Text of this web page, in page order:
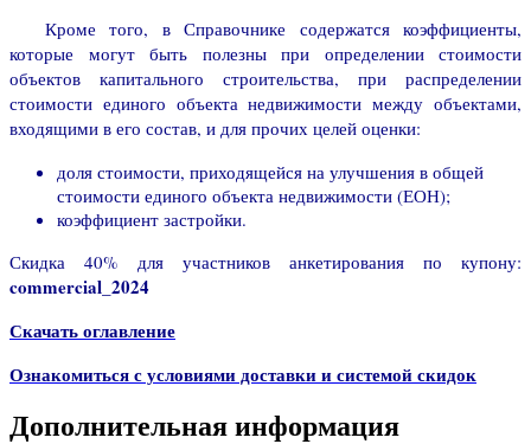
Кроме того, в Справочнике содержатся коэффициенты,
которые могут быть полезны при определении стоимости
объектов капитального строительства, при распределении
стоимости единого объекта недвижимости между объектами,
входящими в его состав, и для прочих целей оценки:
доля стоимости, приходящейся на улучшения в общей
стоимости единого объекта недвижимости (ЕОН);
коэффициент застройки.
Скидка 40% для участников анкетирования по купону:
commercial_2024
Скачать оглавление
Ознакомиться с условиями доставки и системой скидок
Дополнительная информация